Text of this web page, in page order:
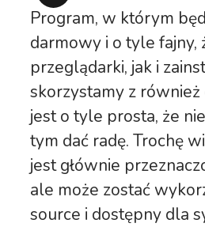
Program, w którym
darmowy i o tyle fajny,
przeglądarki, jak i
skorzystamy z również
jest o tyle prosta, że
tym dać radę. Trochę
jest głównie
ale może zostać
source i dostępny dla